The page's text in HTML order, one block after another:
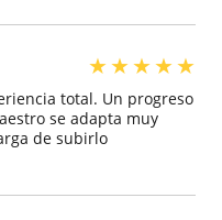
★★★★★
total. Un progreso
se adapta muy
de subirlo